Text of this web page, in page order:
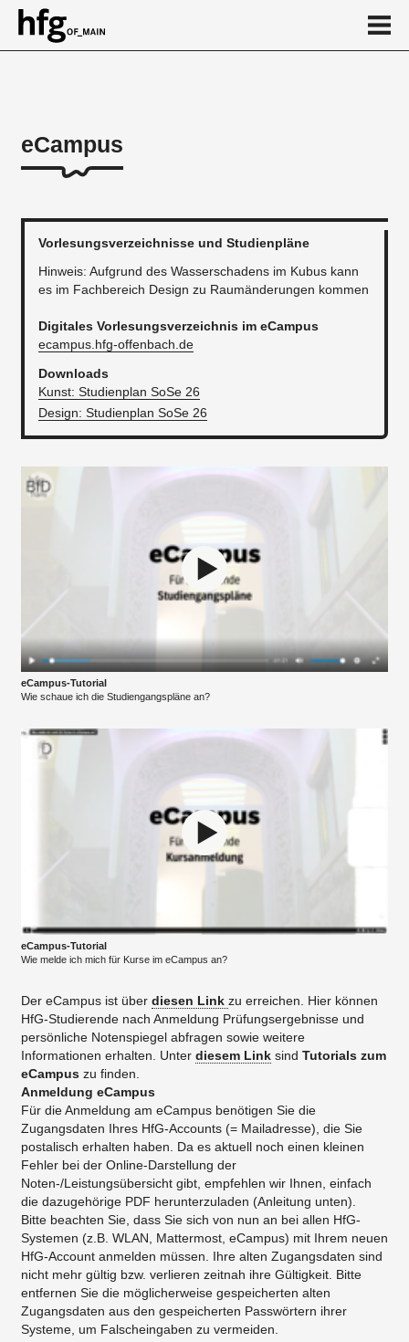
Über
Digitaler Erstibeutel
Archiv
eCampus
Vorlesungsverzeichnisse und Studienpläne
Hinweis: Aufgrund des Wasserschadens im Kubus kann
es im Fachbereich Design zu Raumänderungen kommen
Digitales Vorlesungsverzeichnis im eCampus​
ecampus.hfg-offenbach.de
Downloads
Kunst: Studienplan SoSe 26
Design: Studienplan SoSe 26
eCampus-Tutorial
Wie schaue ich die Studiengangspläne an?
eCampus-Tutorial
Wie melde ich mich für Kurse im eCampus an?
Der eCampus ist über diesen Link zu erreichen. Hier können
HfG-Studierende nach Anmeldung Prüfungsergebnisse und
persönliche Notenspiegel abfragen sowie weitere
Informationen erhalten. Unter diesem Link sind Tutorials zum
eCampus zu finden.
Anmeldung eCampus
Für die Anmeldung am eCampus benötigen Sie die
Zugangsdaten Ihres HfG-Accounts (= Mailadresse), die Sie
postalisch erhalten haben. Da es aktuell noch einen kleinen
Fehler bei der Online-Darstellung der
Noten-/Leistungsübersicht gibt, empfehlen wir Ihnen, einfach
die dazugehörige PDF herunterzuladen (Anleitung unten).
Bitte beachten Sie, dass Sie sich von nun an bei allen HfG-
Systemen (z.B. WLAN, Mattermost, eCampus) mit Ihrem neuen
HfG-Account anmelden müssen. Ihre alten Zugangsdaten sind
nicht mehr gültig bzw. verlieren zeitnah ihre Gültigkeit. Bitte
entfernen Sie die möglicherweise gespeicherten alten
Zugangsdaten aus den gespeicherten Passwörtern ihrer
Systeme, um Falscheingaben zu vermeiden.